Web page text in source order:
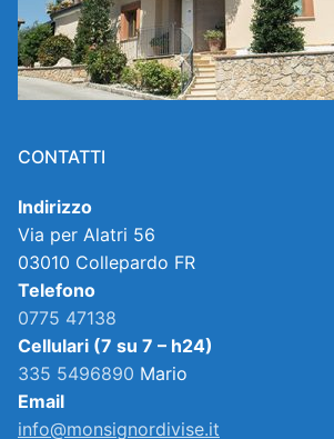
CONTATTI
Indirizzo
Via per Alatri 56
03010 Collepardo FR
Telefono
0775 47138
Cellulari (7 su 7 – h24)
335 5496890 Mario
Email
info@monsignordivise.it